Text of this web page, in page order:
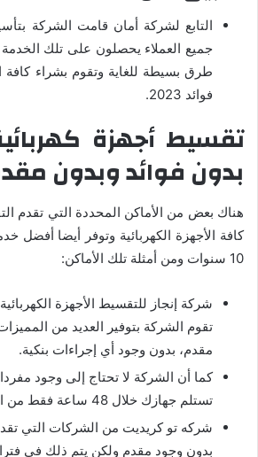
التابع لشركة أمان قامت الشركة
جميع العملاء يحصلون على تلك
طرق بسيطة للغاية وتقوم بشراء كافة
فوائد 2023.
تقسيط أجهزة
بدون فوائد وبدون
هناك بعض من الأماكن المحددة التي تقدم
كافة الأجهزة الكهربائية وتوفر أيضا
10 سنوات ومن أمثلة تلك الأماكن:
شركة إنجاز للتقسيط الأجهزة الكهربائية
تقوم الشركة بتوفير العديد من
مقدم، بدون وجود أي إجراءات بنكية.
كما أن الشركة لا تحتاج إلى وجود
تستلم جهازك خلال 48 ساعة فقط من الموافقة على الطلب.
شركه تو كريديت من الشركات التي
بدون وجود مقدم ولكن يتم ذلك في